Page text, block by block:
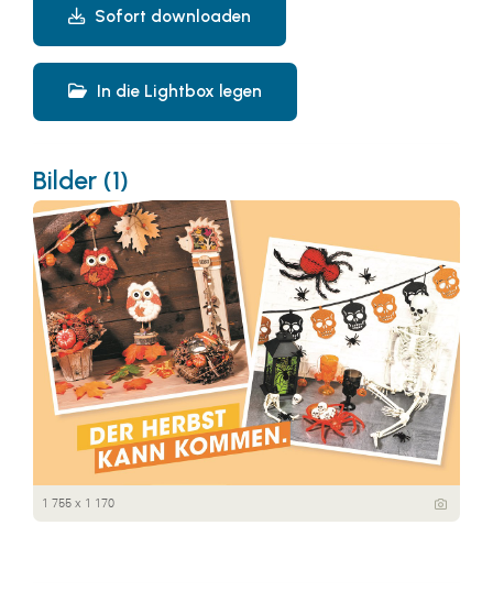
Sofort downloaden
In die Lightbox legen
Bilder (1)
1 755 x 1 170